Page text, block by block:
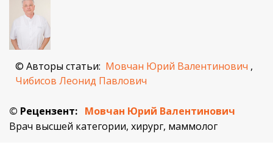
© Авторы статьи: Мовчан Юрий Валентинович ,
Чибисов Леонид Павлович
© Рецензент: Мовчан Юрий Валентинович
Врач высшей категории, хирург, маммолог